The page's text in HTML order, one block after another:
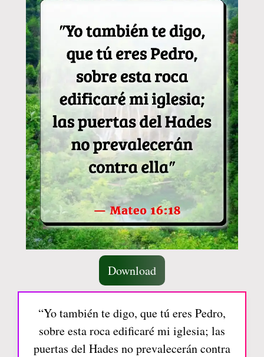
Download
“Yo también te digo, que tú eres Pedro,
sobre esta roca edificaré mi iglesia; las
puertas del Hades no prevalecerán contra